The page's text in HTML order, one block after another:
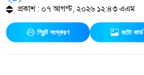
প্রকাশ : ০৭ আগস্ট, ২০২৬ ১২:৪৩ এএম
প্রিন্ট সংস্করণ ফটো কার্ড